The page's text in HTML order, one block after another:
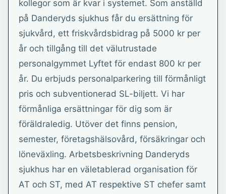
kollegor som är kvar i systemet. Som anställd
på Danderyds sjukhus får du ersättning för
sjukvård, ett friskvårdsbidrag på 5000 kr per
år och tillgång till det välutrustade
personalgymmet Lyftet för endast 800 kr per
år. Du erbjuds personalparkering till förmånligt
pris och subventionerad SL-biljett. Vi har
förmånliga ersättningar för dig som är
föräldraledig. Utöver det finns pension,
semester, företagshälsovård, försäkringar och
löneväxling. Arbetsbeskrivning Danderyds
sjukhus har en väletablerad organisation för
AT och ST, med AT respektive ST chefer samt